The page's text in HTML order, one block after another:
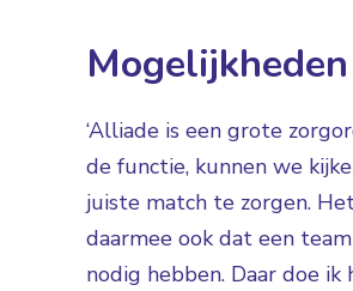
Mogelijkheden
‘Alliade is een grote
de functie, kunnen we
juiste match te zorgen.
daarmee ook dat een
nodig hebben. Daar doe